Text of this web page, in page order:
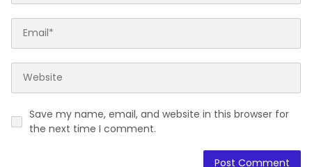
Save my name, email, and website in this browser for
the next time I comment.